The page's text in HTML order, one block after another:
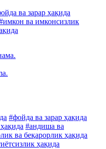
ва зарар ҳақида
ва имконсизлик
#фойда ва зарар ҳақида
#андиша ва
ва беқарорлик ҳақида
ҳақида